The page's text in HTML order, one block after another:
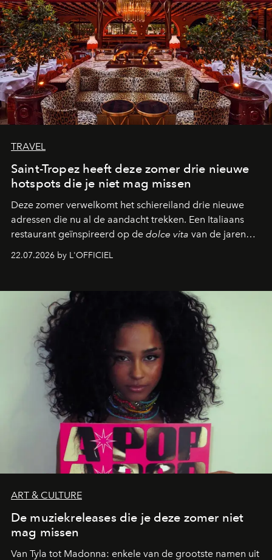
TRAVEL
Saint-Tropez heeft deze zomer drie nieuwe
hotspots die je niet mag missen
Deze zomer verwelkomt het schiereiland drie nieuwe
adressen die nu al de aandacht trekken. Een Italiaans
restaurant geïnspireerd op de dolce vita van de jaren
zestig, een Japanse hotspot die na zonsondergang
verandert in een bruisende ontmoetingsplek en de
neerstrijkt in Saint-Tropez. Dit zijn de nieuwe adressen
die deze zomer de toon zetten, van lange lunches tot
zwoele nachten.
22.07.2026 by L'OFFICIEL
ART & CULTURE
De muziekreleases die je deze zomer niet
mag missen
Van Tyla tot Madonna: enkele van de grootste namen uit